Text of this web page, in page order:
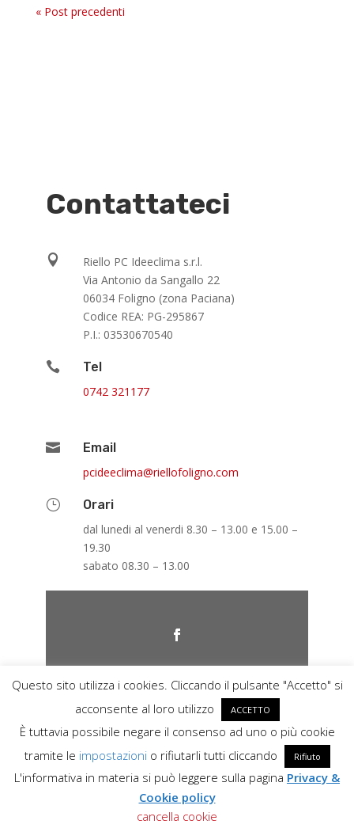
« Post precedenti
Contattateci

Riello PC Ideeclima s.r.l.
Via Antonio da Sangallo 22
06034 Foligno (zona Paciana)
Codice REA: PG-295867
P.I.: 03530670540

Tel
0742 321177

Email
moc.ongilofolleir
@amilceedicp
}
Orari
dal lunedi al venerdi 8.30 – 13.00 e 15.00 –
19.30
sabato 08.30 – 13.00
byKey Seven
Questo sito utilizza i cookies. Cliccando il pulsante "Accetto" si
acconsente al loro utilizzo
ACCETTO
È tuttavia possibile negare il consenso ad uno o più cookie
tramite le impostazioni o rifiutarli tutti cliccando Rifiuto
L'informativa in materia si può leggere sulla pagina Privacy &
Cookie policy
cancella cookie